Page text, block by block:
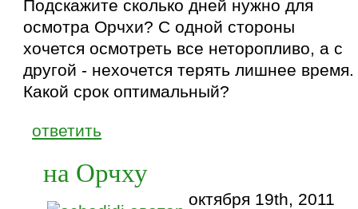
Подскажите сколько дней нужно для
осмотра Орчхи? С одной стороны
хочется осмотреть все неторопливо, а с
другой - нехочется терять лишнее время.
Какой срок оптимальный?
ответить
на Орчху
октября 19th, 2011